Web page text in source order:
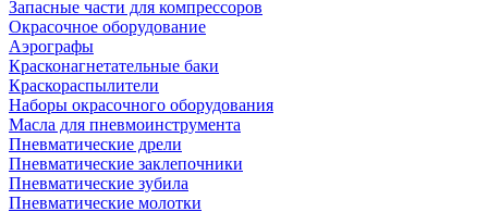
Запасные части для компрессоров
Окрасочное оборудование
Аэрографы
Красконагнетательные баки
Краскораспылители
Наборы окрасочного оборудования
Масла для пневмоинструмента
Пневматические дрели
Пневматические заклепочники
Пневматические зубила
Пневматические молотки